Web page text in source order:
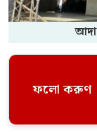
ফলো করুণ